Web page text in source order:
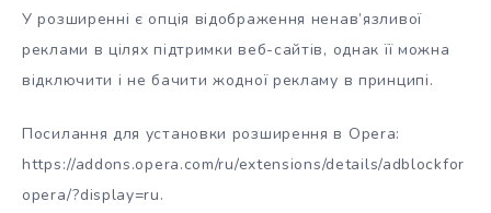
У розширенні є опція відображення ненав’язливої
реклами в цілях підтримки веб-сайтів, однак її можна
відключити і не бачити жодної рекламу в принципі.
Посилання для установки розширення в Opera:
https://addons.opera.com/ru/extensions/details/adblockfor
opera/?display=ru.